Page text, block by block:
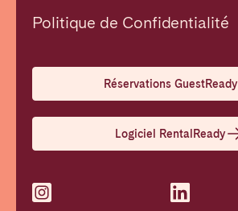
Politique de Confidentialité
Réservations GuestReady
Logiciel RentalReady
Choisir la langue
English